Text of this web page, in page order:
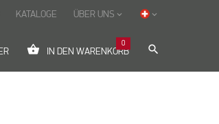
shopping_basket IN DEN WARENKORB
0
search
KATALOGE ÜBER UNS keyboard_arrow_down keyboard_arrow_down